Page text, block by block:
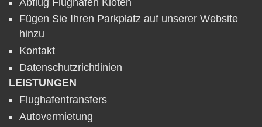
Fügen Sie Ihren Parkplatz auf unserer Website
hinzu
Kontakt
Datenschutzrichtlinien
LEISTUNGEN
Flughafentransfers
Autovermietung